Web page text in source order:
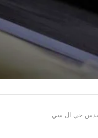
جي ال سي